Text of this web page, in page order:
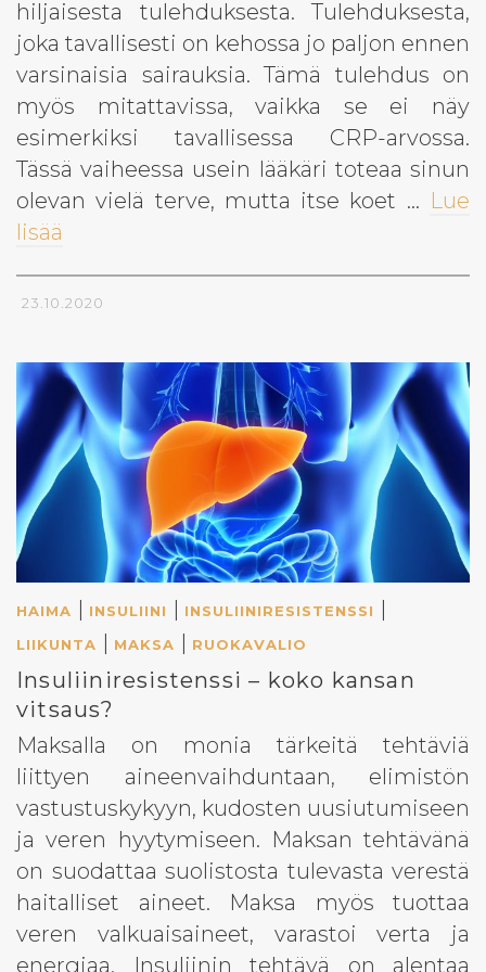
hiljaisesta tulehduksesta. Tulehduksesta,
joka tavallisesti on kehossa jo paljon ennen
varsinaisia sairauksia. Tämä tulehdus on
myös mitattavissa, vaikka se ei näy
esimerkiksi tavallisessa CRP-arvossa.
Tässä vaiheessa usein lääkäri toteaa sinun
olevan vielä terve, mutta itse koet … Lue
lisää
23.10.2020
HAIMA | INSULIINI | INSULIINIRESISTENSSI |
LIIKUNTA | MAKSA | RUOKAVALIO
Insuliiniresistenssi – koko kansan
vitsaus?
Maksalla on monia tärkeitä tehtäviä
liittyen aineenvaihduntaan, elimistön
vastustuskykyyn, kudosten uusiutumiseen
ja veren hyytymiseen. Maksan tehtävänä
on suodattaa suolistosta tulevasta verestä
haitalliset aineet. Maksa myös tuottaa
veren valkuaisaineet, varastoi verta ja
energiaa. Insuliinin tehtävä on alentaa